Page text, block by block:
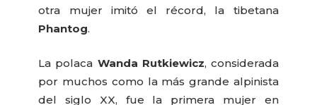
otra mujer imitó el récord, la tibetana
Phantog.
La polaca Wanda Rutkiewicz, considerada
por muchos como la más grande alpinista
del siglo XX, fue la primera mujer en